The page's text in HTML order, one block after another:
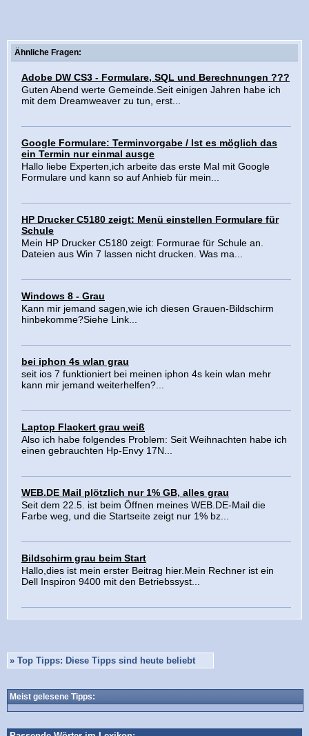
Ähnliche Fragen:
Adobe DW CS3 - Formulare, SQL und Berechnungen ???
Guten Abend werte Gemeinde.Seit einigen Jahren habe ich
mit dem Dreamweaver zu tun, erst...
Google Formulare: Terminvorgabe / Ist es möglich das
ein Termin nur einmal ausge
Hallo liebe Experten,ich arbeite das erste Mal mit Google
Formulare und kann so auf Anhieb für mein...
HP Drucker C5180 zeigt: Menü einstellen Formulare für
Schule
Mein HP Drucker C5180 zeigt: Formurae für Schule an.
Dateien aus Win 7 lassen nicht drucken. Was ma...
Windows 8 - Grau
Kann mir jemand sagen,wie ich diesen Grauen-Bildschirm
hinbekomme?Siehe Link...
bei iphon 4s wlan grau
seit ios 7 funktioniert bei meinen iphon 4s kein wlan mehr
kann mir jemand weiterhelfen?...
Laptop Flackert grau weiß
Also ich habe folgendes Problem: Seit Weihnachten habe ich
einen gebrauchten Hp-Envy 17N...
WEB.DE Mail plötzlich nur 1% GB, alles grau
Seit dem 22.5. ist beim Öffnen meines WEB.DE-Mail die
Farbe weg, und die Startseite zeigt nur 1% bz...
Bildschirm grau beim Start
Hallo,dies ist mein erster Beitrag hier.Mein Rechner ist ein
Dell Inspiron 9400 mit den Betriebssyst...
» Top Tipps: Diese Tipps sind heute beliebt
Meist gelesene Tipps: